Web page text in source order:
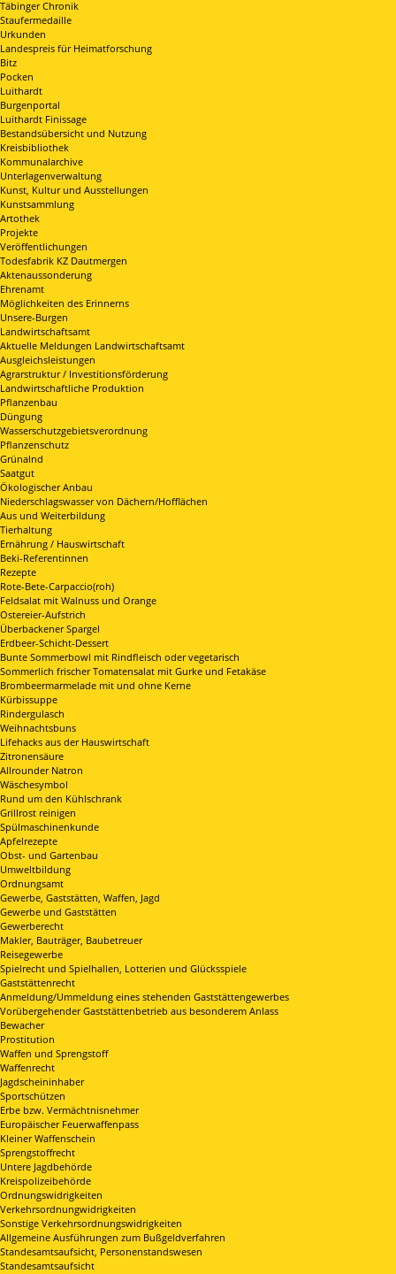
Täbinger Chronik
Staufermedaille
Urkunden
Landespreis für Heimatforschung
Bitz
Pocken
Luithardt
Burgenportal
Luithardt Finissage
Bestandsübersicht und Nutzung
Kreisbibliothek
Kommunalarchive
Unterlagenverwaltung
Kunst, Kultur und Ausstellungen
Kunstsammlung
Artothek
Projekte
Veröffentlichungen
Todesfabrik KZ Dautmergen
Aktenaussonderung
Ehrenamt
Möglichkeiten des Erinnerns
Unsere-Burgen
Landwirtschaftsamt
Aktuelle Meldungen Landwirtschaftsamt
Ausgleichsleistungen
Agrarstruktur / Investitionsförderung
Landwirtschaftliche Produktion
Pflanzenbau
Düngung
Wasserschutzgebietsverordnung
Pflanzenschutz
Grünalnd
Saatgut
Ökologischer Anbau
Niederschlagswasser von Dächern/Hofflächen
Aus und Weiterbildung
Tierhaltung
Ernährung / Hauswirtschaft
Beki-Referentinnen
Rezepte
Rote-Bete-Carpaccio(roh)
Feldsalat mit Walnuss und Orange
Ostereier-Aufstrich
Überbackener Spargel
Erdbeer-Schicht-Dessert
Bunte Sommerbowl mit Rindfleisch oder vegetarisch
Sommerlich frischer Tomatensalat mit Gurke und Fetakäse
Brombeermarmelade mit und ohne Kerne
Kürbissuppe
Rindergulasch
Weihnachtsbuns
Lifehacks aus der Hauswirtschaft
Zitronensäure
Allrounder Natron
Wäschesymbol
Rund um den Kühlschrank
Grillrost reinigen
Spülmaschinenkunde
Apfelrezepte
Obst- und Gartenbau
Umweltbildung
Ordnungsamt
Gewerbe, Gaststätten, Waffen, Jagd
Gewerbe und Gaststätten
Gewerberecht
Makler, Bauträger, Baubetreuer
Reisegewerbe
Spielrecht und Spielhallen, Lotterien und Glücksspiele
Gaststättenrecht
Anmeldung/Ummeldung eines stehenden Gaststättengewerbes
Vorübergehender Gaststättenbetrieb aus besonderem Anlass
Bewacher
Prostitution
Waffen und Sprengstoff
Waffenrecht
Jagdscheininhaber
Sportschützen
Erbe bzw. Vermächtnisnehmer
Europäischer Feuerwaffenpass
Kleiner Waffenschein
Sprengstoffrecht
Untere Jagdbehörde
Kreispolizeibehörde
Ordnungswidrigkeiten
Verkehrsordnungwidrigkeiten
Sonstige Verkehrsordnungswidrigkeiten
Allgemeine Ausführungen zum Bußgeldverfahren
Standesamtsaufsicht, Personenstandswesen
Standesamtsaufsicht